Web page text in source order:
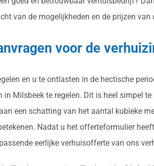
van de mogelijkheden en de prijzen van
voor de
en u te ontlasten in de hectische
Milsbeek te regelen. Dit is heel simpel
een schatting van het aantal kubieke
Nadat u het offerteformulier
eerlijke verhuisofferte van ons